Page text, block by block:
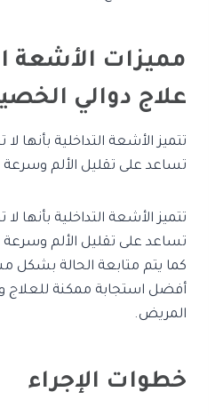
مميزات الأشعة
علاج دوالي
تتميز الأشعة التداخلية بأنها لا
تساعد على تقليل الألم وسرعة
تتميز الأشعة التداخلية بأنها لا
تساعد على تقليل الألم وسرعة
كما يتم متابعة الحالة بشكل
أفضل استجابة ممكنة للعلاج
المريض.
خطوات الإجراء